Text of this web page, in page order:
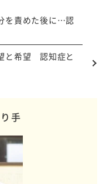
を責めた後に…認
と希望 認知症と
手